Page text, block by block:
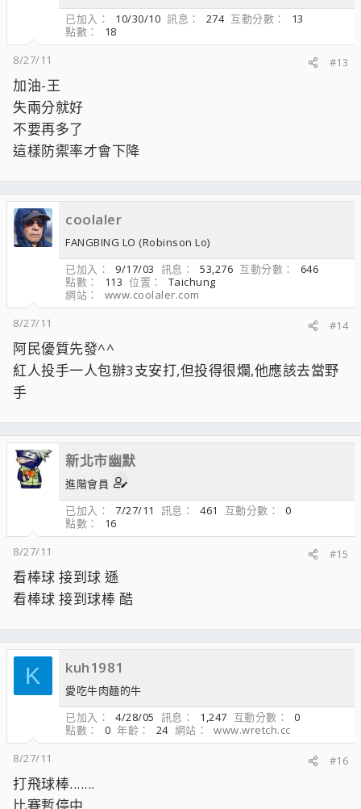
已加入
10/30/10 訊息 274 互動分數
13
點數
18
8/27/11
#13
加油-王
失兩分就好
不要再多了
這樣防禦率才會下降
coolaler
FANGBING LO (Robinson Lo)
已加入
9/17/03 訊息 53,276 互動分數
646
點數
113 位置
Taichung
網站
www.coolaler.com
8/27/11
#14
阿民優質先發^^
紅人投手一人包辦3支安打,但投得很爛,他應該去當野
手
新北市幽默
進階會員
已加入
7/27/11 訊息 461 互動分數
0
點數
16
8/27/11
#15
看棒球 接到球 遜
看棒球 接到球棒 酷
K kuh1981
愛吃牛肉麵的牛
已加入
4/28/05 訊息 1,247 互動分數
0
點數
0 年齡 24 網站
www.wretch.cc
8/27/11
#16
打飛球棒.......